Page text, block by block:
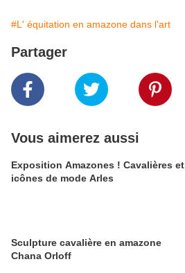
#L' équitation en amazone dans l'art
Partager
Vous aimerez aussi
Exposition Amazones ! Cavalières et
icônes de mode Arles
Sculpture cavalière en amazone
Chana Orloff